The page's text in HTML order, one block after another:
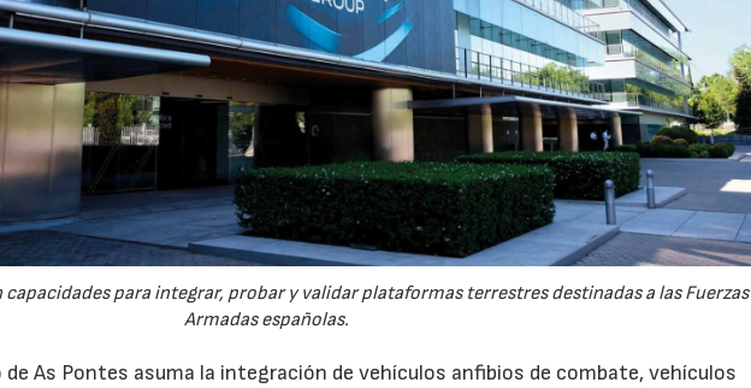
para integrar, probar y validar plataformas terrestres destinadas a las Fuerzas
Armadas españolas.
As Pontes asuma la integración de vehículos anfibios de combate, vehículos